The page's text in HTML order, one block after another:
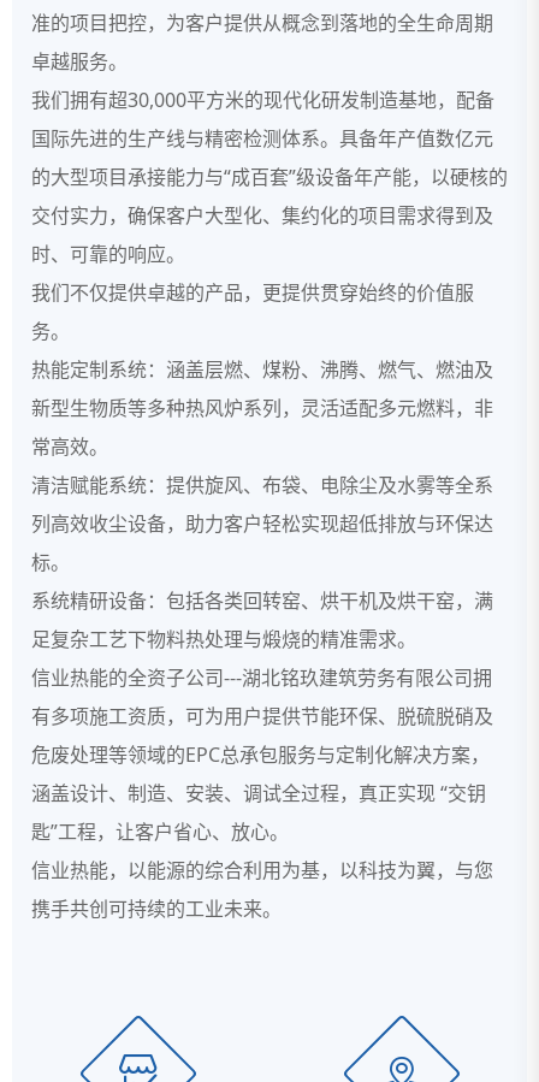
准的项目把控，为客户提供从概念到落地的全生命周期
卓越服务。
我们拥有超30,000平方米的现代化研发制造基地，配备
国际先进的生产线与精密检测体系。具备年产值数亿元
的大型项目承接能力与“成百套”级设备年产能，以硬核的
交付实力，确保客户大型化、集约化的项目需求得到及
时、可靠的响应。
我们不仅提供卓越的产品，更提供贯穿始终的价值服
务。
热能定制系统：涵盖层燃、煤粉、沸腾、燃气、燃油及
新型生物质等多种热风炉系列，灵活适配多元燃料，非
常高效。
清洁赋能系统：提供旋风、布袋、电除尘及水雾等全系
列高效收尘设备，助力客户轻松实现超低排放与环保达
标。
系统精研设备：包括各类回转窑、烘干机及烘干窑，满
足复杂工艺下物料热处理与煅烧的精准需求。
信业热能的全资子公司---湖北铭玖建筑劳务有限公司拥
有多项施工资质，可为用户提供节能环保、脱硫脱硝及
危废处理等领域的EPC总承包服务与定制化解决方案，
涵盖设计、制造、安装、调试全过程，真正实现 “交钥
匙”工程，让客户省心、放心。
信业热能，以能源的综合利用为基，以科技为翼，与您
携手共创可持续的工业未来。